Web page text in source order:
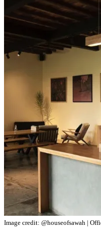
Image credit: @houseofsawah |